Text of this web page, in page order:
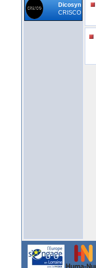
Dicosyn
CRISCO